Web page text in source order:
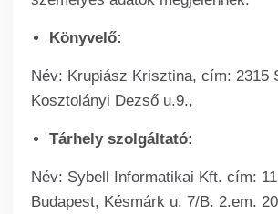
Könyvelő:
Név: Krupiász Krisztina, cím: 2315
Kosztolányi Dezső u.9.,
Tárhely szolgáltató:
Név: Sybell Informatikai Kft. cím:
Budapest, Késmárk u. 7/B. 2.em.